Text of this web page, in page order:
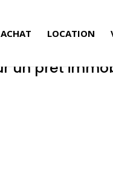
ACHAT LOCATION
un prêt